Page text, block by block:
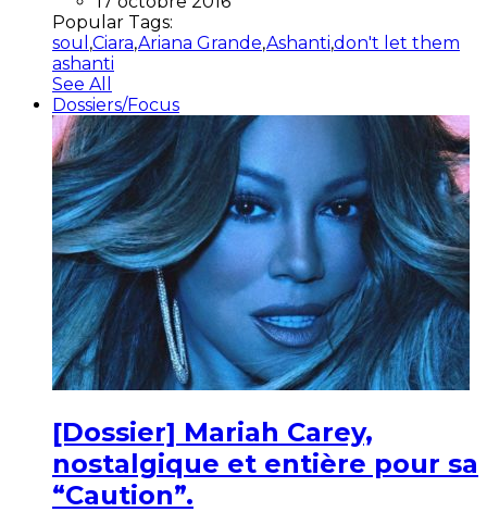
Popular Tags:
soul ,Ciara,Ariana Grande,Ashanti,don't let them
ashanti
See All
Dossiers/Focus
[Dossier] Mariah Carey,
nostalgique et entière pour sa
“Caution”.